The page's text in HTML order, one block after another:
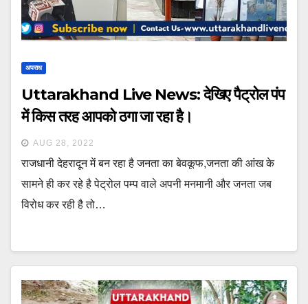
अपराध
Uttarakhand Live News: देखिए पैट्रोल पंप
में किस तरह आपको ठगा जा रहा है।
AUG 28, 2022
राजधानी देहरादून में बन रहा है जनता का बेवकूफ,जनता की आंख के
सामने ही कर रहे है पेट्रोल पम्प वाले अपनी मनमानी और जनता जब
विरोध कर रही है तो…